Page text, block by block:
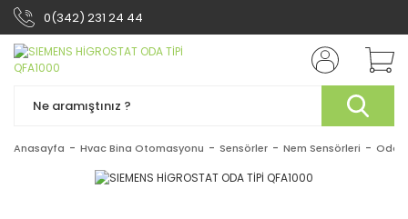
0(342) 231 24 44
Anasayfa Hvac Bina Otomasyonu Sensörler Nem Sensörleri Oda